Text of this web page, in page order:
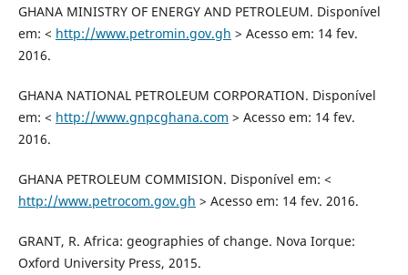
GHANA MINISTRY OF ENERGY AND PETROLEUM. Disponível
em: < http://www.petromin.gov.gh > Acesso em: 14 fev.
2016.
GHANA NATIONAL PETROLEUM CORPORATION. Disponível
em: < http://www.gnpcghana.com > Acesso em: 14 fev.
2016.
GHANA PETROLEUM COMMISION. Disponível em: <
http://www.petrocom.gov.gh > Acesso em: 14 fev. 2016.
GRANT, R. Africa: geographies of change. Nova Iorque:
Oxford University Press, 2015.